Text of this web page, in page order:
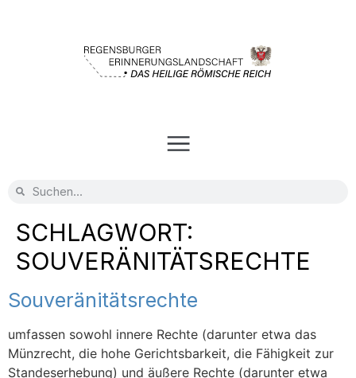
SCHLAGWORT:
SOUVERÄNITÄTSRECHTE
Souveränitätsrechte
umfassen sowohl innere Rechte (darunter etwa das
Münzrecht, die hohe Gerichtsbarkeit, die Fähigkeit zur
Standeserhebung) und äußere Rechte (darunter etwa